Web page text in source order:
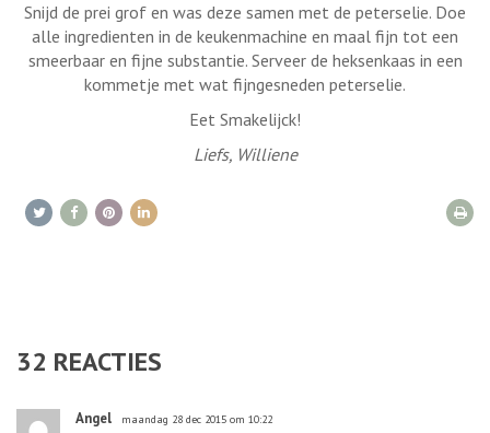
Snijd de prei grof en was deze samen met de peterselie. Doe
alle ingredienten in de keukenmachine en maal fijn tot een
smeerbaar en fijne substantie. Serveer de heksenkaas in een
kommetje met wat fijngesneden peterselie.
Eet Smakelijck!
Liefs, Williene
32 REACTIES
Angel maandag 28 dec 2015 om 10:22